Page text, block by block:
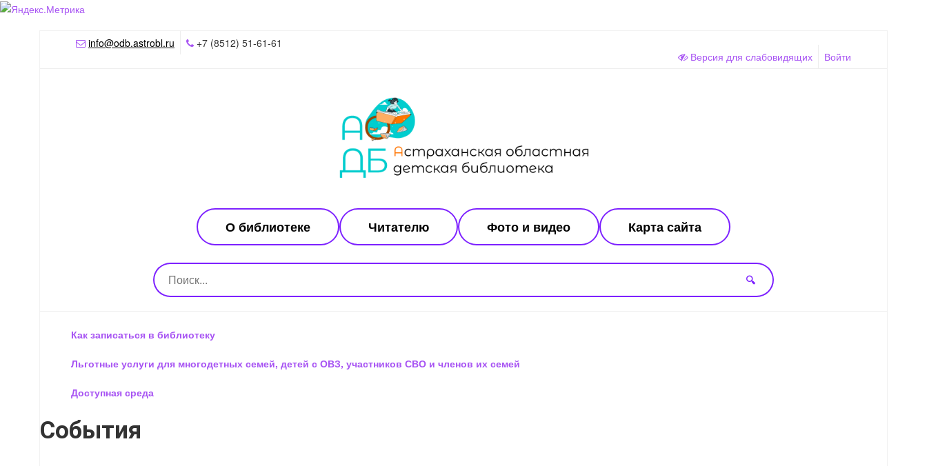
info@odb.astrobl.ru
+7 (8512) 51-61-61
Версия для слабовидящих
Войти
О библиотеке Читателю Фото и видео Карта сайта
🔍
Как записаться в библиотеку
Льготные услуги для многодетных семей, детей с ОВЗ, участников СВО и членов их семей
Доступная среда
События